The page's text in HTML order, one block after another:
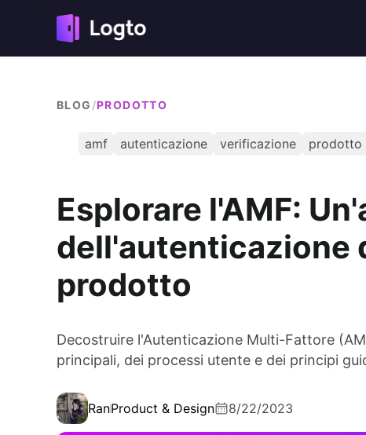
BLOG /PRODOTTO
amf autenticazione verificazione prodotto
Esplorare l'AMF:
dell'autenticazione
prodotto
Decostruire l'Autenticazione Multi-Fattore
principali, dei processi utente e dei principi
RanProduct & Design 8/22/2023